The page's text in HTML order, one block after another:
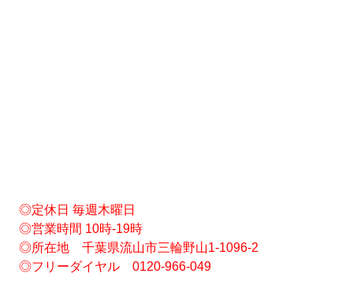
◎定休日 毎週木曜日
◎営業時間 10時-19時
◎所在地 千葉県流山市三輪野山1-1096-2
◎フリーダイヤル 0120-966-049